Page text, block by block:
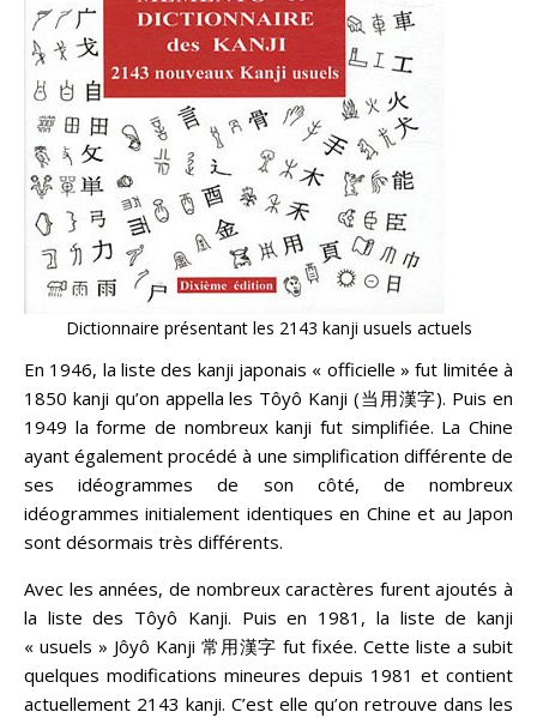
Dictionnaire présentant les 2143 kanji usuels actuels
En 1946, la liste des kanji japonais « officielle » fut limitée à
1850 kanji qu’on appella les Tôyô Kanji (当用漢字). Puis en
1949 la forme de nombreux kanji fut simplifiée. La Chine
ayant également procédé à une simplification différente de
ses idéogrammes de son côté, de nombreux
idéogrammes initialement identiques en Chine et au Japon
sont désormais très différents.
Avec les années, de nombreux caractères furent ajoutés à
la liste des Tôyô Kanji. Puis en 1981, la liste de kanji
« usuels » Jôyô Kanji 常用漢字 fut fixée. Cette liste a subit
quelques modifications mineures depuis 1981 et contient
actuellement 2143 kanji. C’est elle qu’on retrouve dans les